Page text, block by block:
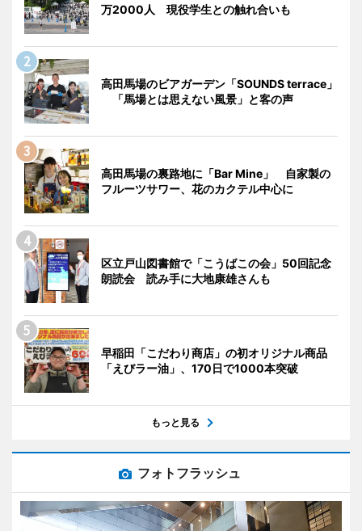
万2000人 現役学生との触れ合いも
高田馬場のビアガーデン「SOUNDS terrace」
「馬場とは思えない風景」と客の声
高田馬場の裏路地に「Bar Mine」 自家製の
フルーツサワー、花のカクテル中心に
区立戸山図書館で「こうばこの会」50回記念
朗読会 読み手に大地康雄さんも
早稲田「こだわり商店」の初オリジナル商品
「えびラー油」、170日で1000本突破
もっと見る
フォトフラッシュ